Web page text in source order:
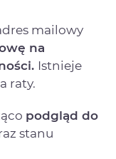
mailowy
na
Istnieje
raty.
podgląd do
stanu